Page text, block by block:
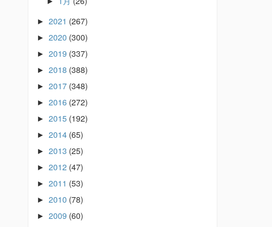
► 2021 (267)
► 2020 (300)
► 2019 (337)
► 2018 (388)
► 2017 (348)
► 2016 (272)
► 2015 (192)
► 2014 (65)
► 2013 (25)
► 2012 (47)
► 2011 (53)
► 2010 (78)
► 2009 (60)